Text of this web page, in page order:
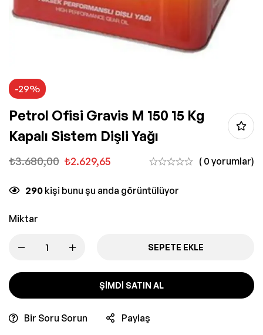
-29%
Petrol Ofisi Gravis M 150 15 Kg
Kapalı Sistem Dişli Yağı
₺3.680,00 ₺2.629,65 ( 0 yorumlar)
290 kişi bunu şu anda görüntülüyor
Miktar
SEPETE EKLE
ŞIMDI SATIN AL
Bir Soru Sorun Paylaş